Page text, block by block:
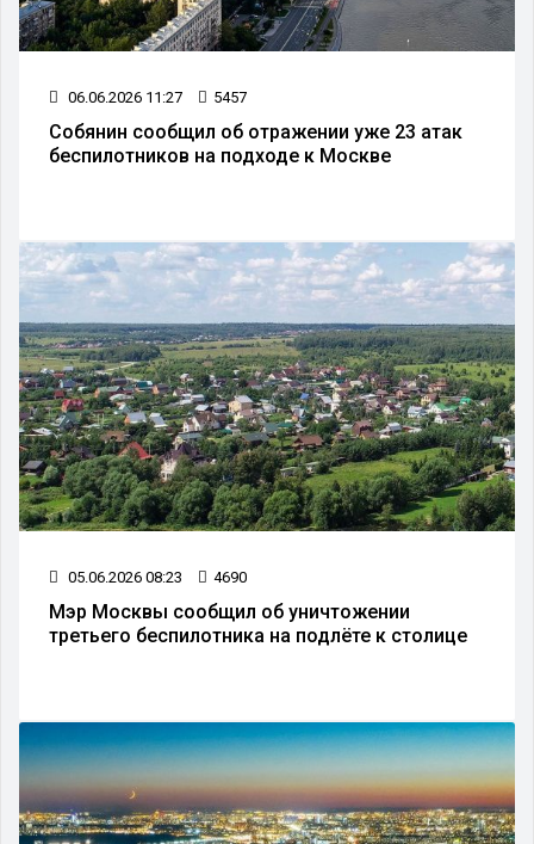
06.06.2026 11:27 5457
Собянин сообщил об отражении уже 23 атак
беспилотников на подходе к Москве
05.06.2026 08:23 4690
Мэр Москвы сообщил об уничтожении
третьего беспилотника на подлёте к столице